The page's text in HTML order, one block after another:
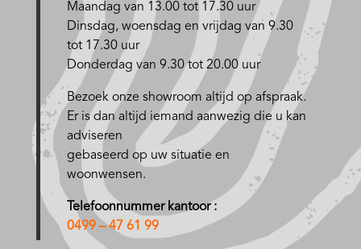
Maandag van 13.00 tot 17.30 uur
Dinsdag, woensdag en vrijdag van 9.30
tot 17.30 uur
Donderdag van 9.30 tot 20.00 uur
Bezoek onze showroom altijd op afspraak.
Er is dan altijd iemand aanwezig die u kan
adviseren
gebaseerd op uw situatie en
woonwensen.
Telefoonnummer kantoor :
0499 – 47 61 99